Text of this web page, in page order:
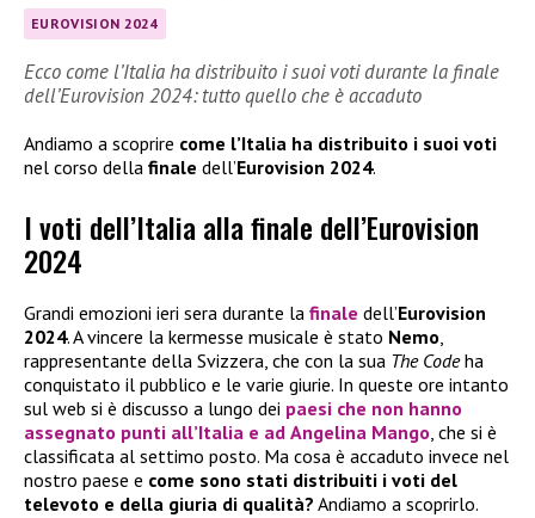
EUROVISION 2024
Ecco come l’Italia ha distribuito i suoi voti durante la finale
dell’Eurovision 2024: tutto quello che è accaduto
Andiamo a scoprire come l’Italia ha distribuito i suoi voti
nel corso della finale dell’Eurovision 2024.
I voti dell’Italia alla finale dell’Eurovision
2024
Grandi emozioni ieri sera durante la finale dell’Eurovision
2024. A vincere la kermesse musicale è stato Nemo,
rappresentante della Svizzera, che con la sua The Codeha
conquistato il pubblico e le varie giurie. In queste ore intanto
sul web si è discusso a lungo dei paesi che non hanno
assegnato punti all’Italia e ad Angelina Mango, che si è
classificata al settimo posto. Ma cosa è accaduto invece nel
nostro paese e come sono stati distribuiti i voti del
televoto e della giuria di qualità? Andiamo a scoprirlo.